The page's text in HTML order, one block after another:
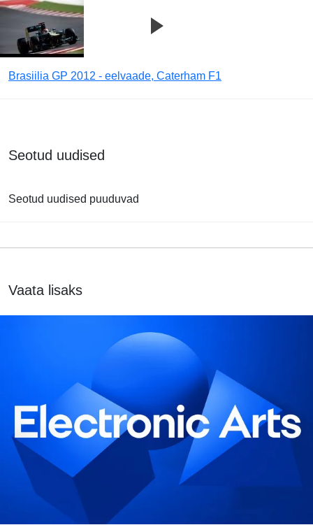
Brasiilia GP 2012 - eelvaade, Caterham F1
Seotud uudised
Seotud uudised puuduvad
Vaata lisaks